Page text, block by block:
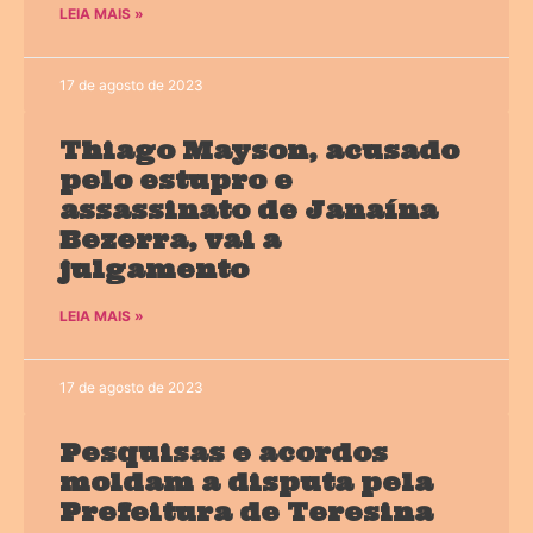
LEIA MAIS »
17 de agosto de 2023
Thiago Mayson, acusado
pelo estupro e
assassinato de Janaína
Bezerra, vai a
julgamento
LEIA MAIS »
17 de agosto de 2023
Pesquisas e acordos
moldam a disputa pela
Prefeitura de Teresina